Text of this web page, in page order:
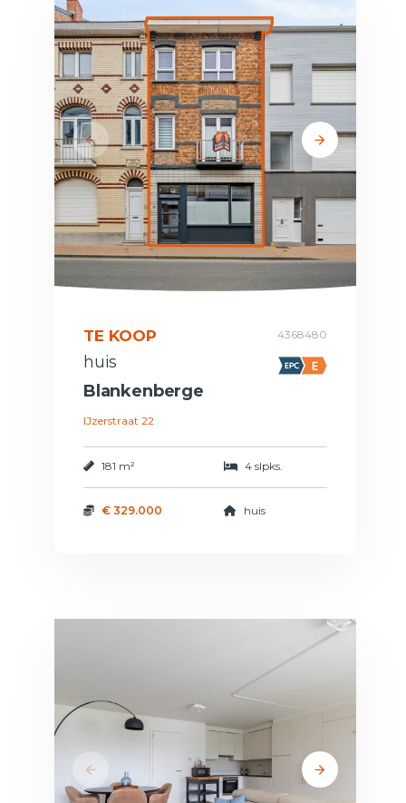
TE KOOP 4368480
huis
Blankenberge
IJzerstraat 22
181 m² 4 slpks.
€ 329.000 huis